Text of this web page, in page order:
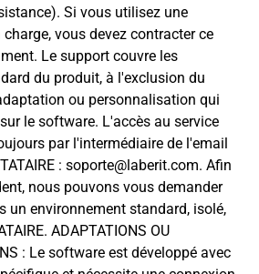
Si vous utilisez une
vous devez contracter ce
Le support couvre les
du produit, à l'exclusion du
ou personnalisation qui
le software. L'accès au service
par l'intermédiaire de l'email
: soporte@laberit.com. Afin
nous pouvons vous demander
un environnement standard, isolé,
ADAPTATIONS OU
: Le software est développé avec